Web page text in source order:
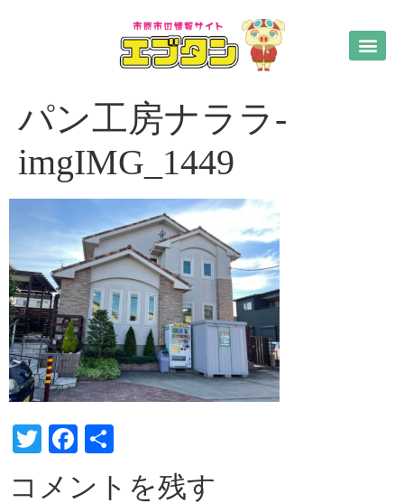
パン工房ナララ-
imgIMG_1449
TwitterFacebook
有
コメントを残す